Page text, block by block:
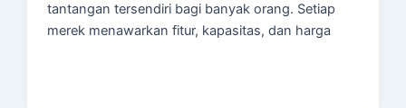
tantangan tersendiri bagi banyak orang. Setiap
merek menawarkan fitur, kapasitas, dan harga